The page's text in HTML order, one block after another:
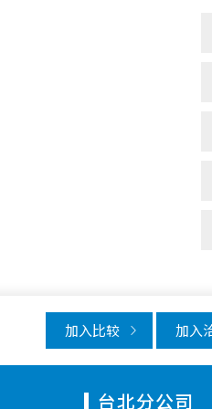
加入比较 加入
台北分公司